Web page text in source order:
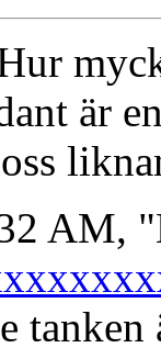
är
AM,